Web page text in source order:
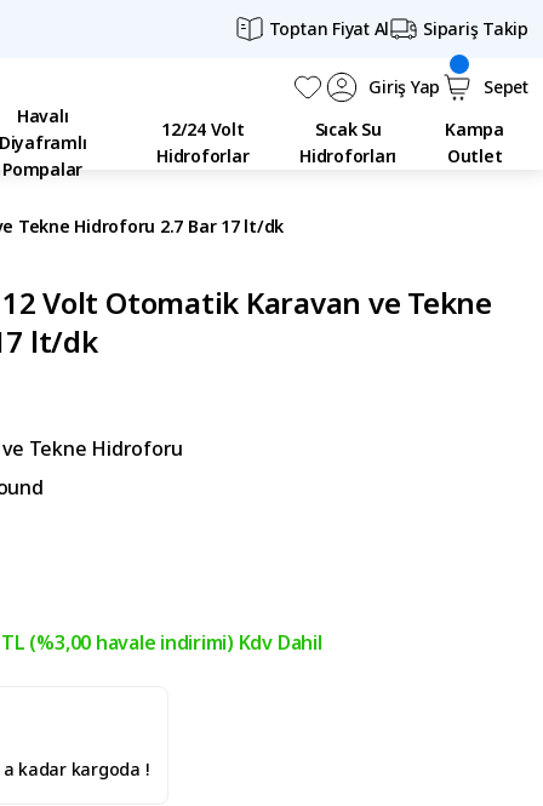
Toptan Fiyat Al Sipariş Takip
Giriş Yap
Sepet
Havalı
Pompalar
12/24 Volt
Hidroforlar
Sıcak Su
Hidroforları
Kampa
Outlet
Tekne Hidroforu 2.7 Bar 17 lt/dk
Volt Otomatik Karavan ve Tekne
lt/dk
ve Tekne Hidroforu
(%3,00 havale indirimi) Kdv Dahil
kadar kargoda !